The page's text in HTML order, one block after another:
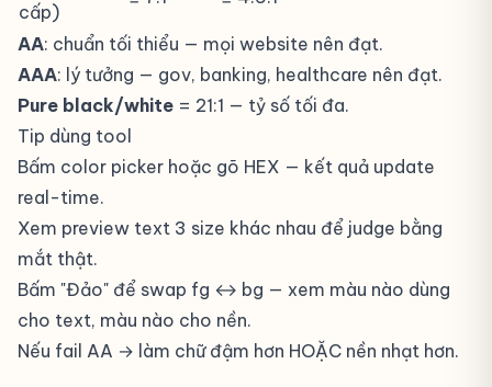
cấp)
AA: chuẩn tối thiểu — mọi website nên đạt.
AAA: lý tưởng — gov, banking, healthcare nên đạt.
Pure black/white = 21:1 — tỷ số tối đa.
Tip dùng tool
Bấm color picker hoặc gõ HEX — kết quả update
real-time.
Xem preview text 3 size khác nhau để judge bằng
mắt thật.
Bấm "Đảo" để swap fg ↔ bg — xem màu nào dùng
cho text, màu nào cho nền.
Nếu fail AA → làm chữ đậm hơn HOẶC nền nhạt hơn.